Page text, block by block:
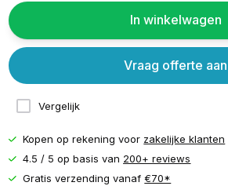
In winkelwagen
Vergelijk
Vraag offerte aan
Kopen op rekening voor zakelijke klanten
4.5 / 5 op basis van 200+ reviews
Gratis verzending vanaf€70*